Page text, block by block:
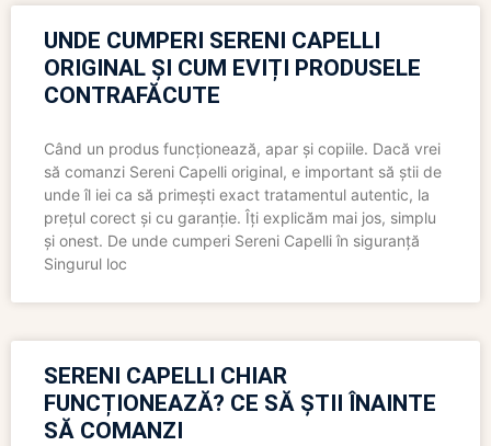
UNDE CUMPERI SERENI CAPELLI
ORIGINAL ȘI CUM EVIȚI PRODUSELE
CONTRAFĂCUTE
Când un produs funcționează, apar și copiile. Dacă vrei
să comanzi Sereni Capelli original, e important să știi de
unde îl iei ca să primești exact tratamentul autentic, la
prețul corect și cu garanție. Îți explicăm mai jos, simplu
și onest. De unde cumperi Sereni Capelli în siguranță
Singurul loc
SERENI CAPELLI CHIAR
FUNCȚIONEAZĂ? CE SĂ ȘTII ÎNAINTE
SĂ COMANZI